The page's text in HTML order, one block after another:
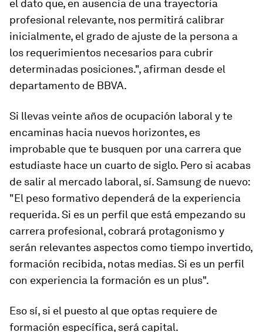
el dato que, en ausencia de una trayectoria
profesional relevante, nos permitirá calibrar
inicialmente, el grado de ajuste de la persona a
los requerimientos necesarios para cubrir
determinadas posiciones.", afirman desde el
departamento de BBVA.
Si llevas veinte años de ocupación laboral y te
encaminas hacia nuevos horizontes, es
improbable que te busquen por una carrera que
estudiaste hace un cuarto de siglo. Pero si acabas
de salir al mercado laboral, sí. Samsung de nuevo:
"El peso formativo dependerá de la experiencia
requerida. Si es un perfil que está empezando su
carrera profesional, cobrará protagonismo y
serán relevantes aspectos como tiempo invertido,
formación recibida, notas medias. Si es un perfil
con experiencia la formación es un plus".
Eso sí, si el puesto al que optas requiere de
formación específica, será capital.